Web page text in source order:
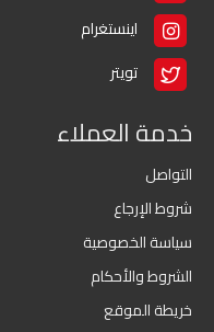
اينستغرام
تويتر
خدمة العملاء
التواصل
شروط الإرجاع
سياسة الخصوصية
الشروط والأحكام
خريطة الموقع